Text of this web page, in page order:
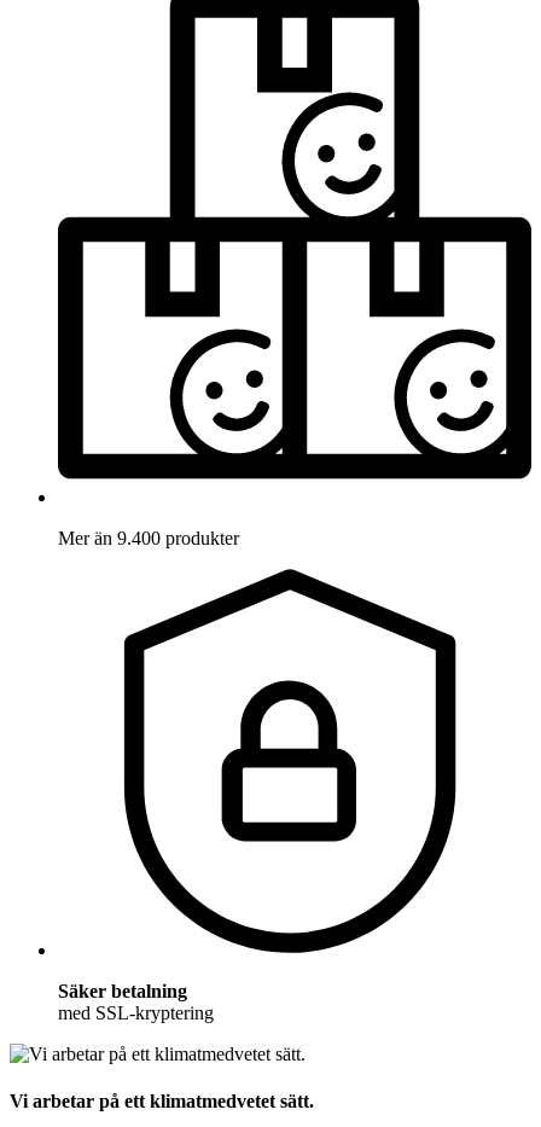
Mer än 9.400 produkter
Säker betalning
med SSL-kryptering
Vi arbetar på ett klimatmedvetet sätt.